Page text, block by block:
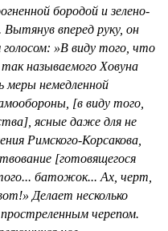
бородой и зелено-
вперед руку, он
»В виду того, что
называемого Ховуна
меры немедленной
[в виду того,
ясные даже для не
Римского-Корсакова,
[готовящегося
батожок... Ах, черт,
Делает несколько
черепом.